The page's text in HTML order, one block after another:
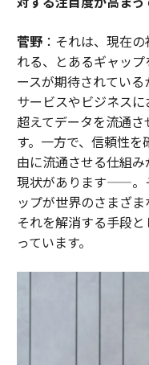
菅野：それは、現在
れる、とあるギャッ
ースが期待されてい
サービスやビジネス
超えてデータを流通
す。一方で、信頼性
由に流通させる仕組
現状があります——。
ップが世界のさまざ
それを解消する手段
っています。